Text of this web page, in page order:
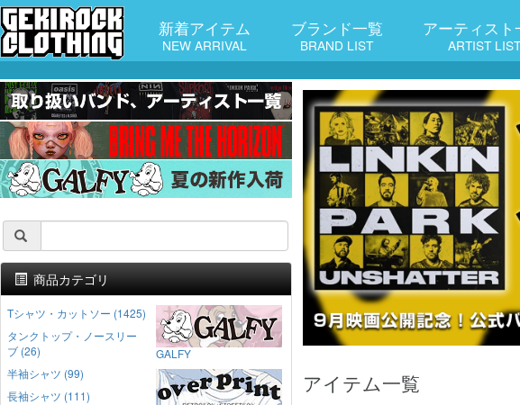
新着アイテム
NEW ARRIVAL
ブランド一覧
BRAND LIST
アーティスト
ARTIST LIST
アイテム一覧
商品カテゴリ
Tシャツ・カットソー (1425)
タンクトップ・ノースリー
ブ (26)
半袖シャツ (99)
長袖シャツ (111)
GALFY